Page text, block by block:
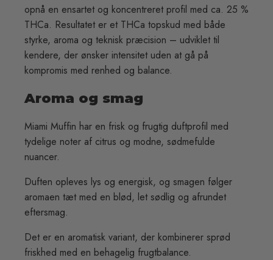
opnå en ensartet og koncentreret profil med ca. 25 %
THCa. Resultatet er et THCa topskud med både
styrke, aroma og teknisk præcision – udviklet til
kendere, der ønsker intensitet uden at gå på
kompromis med renhed og balance.
Aroma og smag
Miami Muffin har en frisk og frugtig duftprofil med
tydelige noter af citrus og modne, sødmefulde
nuancer.
Duften opleves lys og energisk, og smagen følger
aromaen tæt med en blød, let sødlig og afrundet
eftersmag.
Det er en aromatisk variant, der kombinerer sprød
friskhed med en behagelig frugtbalance.